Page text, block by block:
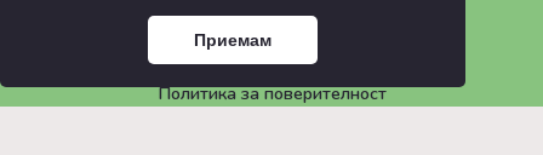
Приемам
Блог
Общи условия
Политика за поверителност